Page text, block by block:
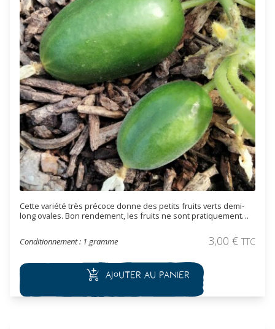
Cette variété très précoce donne des petits fruits verts demi-
long ovales. Bon rendement, les fruits ne sont pratiquement
Conditionnement : 1 gramme 3,00 € TTC
Ajouter au panier